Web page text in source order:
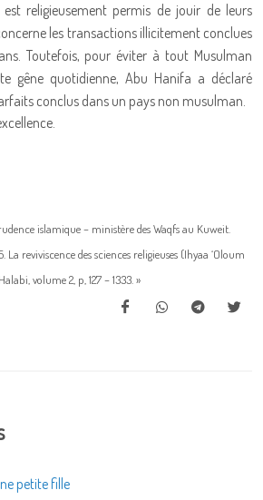
religieusement permis de jouir de leurs
les transactions illicitement conclues
Toutefois, pour éviter à tout Musulman
gêne quotidienne, Abu Hanifa a déclaré
conclus dans un pays non musulman.
excellence.
islamique – ministère des Waqfs au Kuweit.
La reviviscence des sciences religieuses (Ihyaa ‘Oloum
volume 2, p, 127 – 1333. »
petite fille